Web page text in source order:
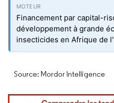
Financement par capital-
développement à grande
insecticides en Afrique de
Source: Mordor Intelligence